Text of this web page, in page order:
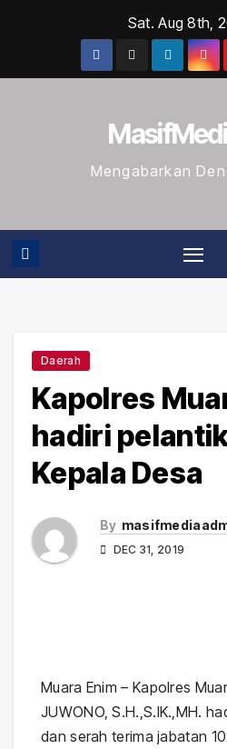
Sat. Aug 8th,
Mengabarkan
Daerah
Kapolres
hadiri
Kepala Desa
By
DEC 31, 2019
Muara Enim – Kapolres
JUWONO, S.H.,S.IK.,MH.
dan serah terima jabatan